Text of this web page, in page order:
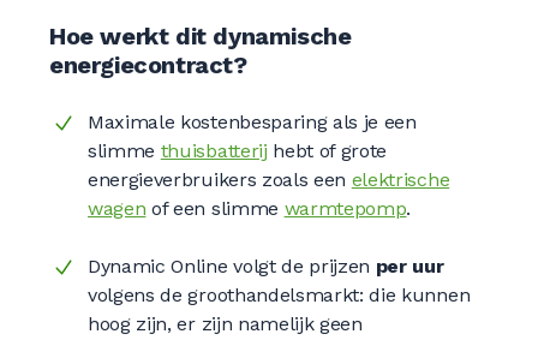
Hoe werkt dit dynamische
energiecontract?
Maximale kostenbesparing als je een
slimme thuisbatterij hebt of grote
energieverbruikers zoals een elektrische
wagen of een slimme warmtepomp.
Dynamic Online volgt de prijzen per uur
volgens de groothandelsmarkt: die kunnen
hoog zijn, er zijn namelijk geen